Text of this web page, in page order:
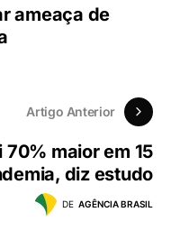
ameaça de
Artigo Anterior
maior em 15
diz estudo
DE AGÊNCIA BRASIL